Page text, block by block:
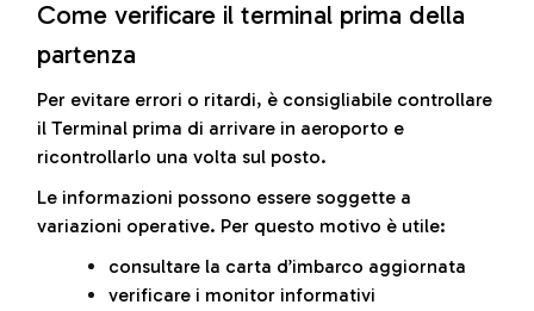
Come verificare il terminal prima della
partenza
Per evitare errori o ritardi, è consigliabile controllare
il Terminal prima di arrivare in aeroporto e
ricontrollarlo una volta sul posto.
Le informazioni possono essere soggette a
variazioni operative. Per questo motivo è utile:
consultare la carta d’imbarco aggiornata
verificare i monitor informativi